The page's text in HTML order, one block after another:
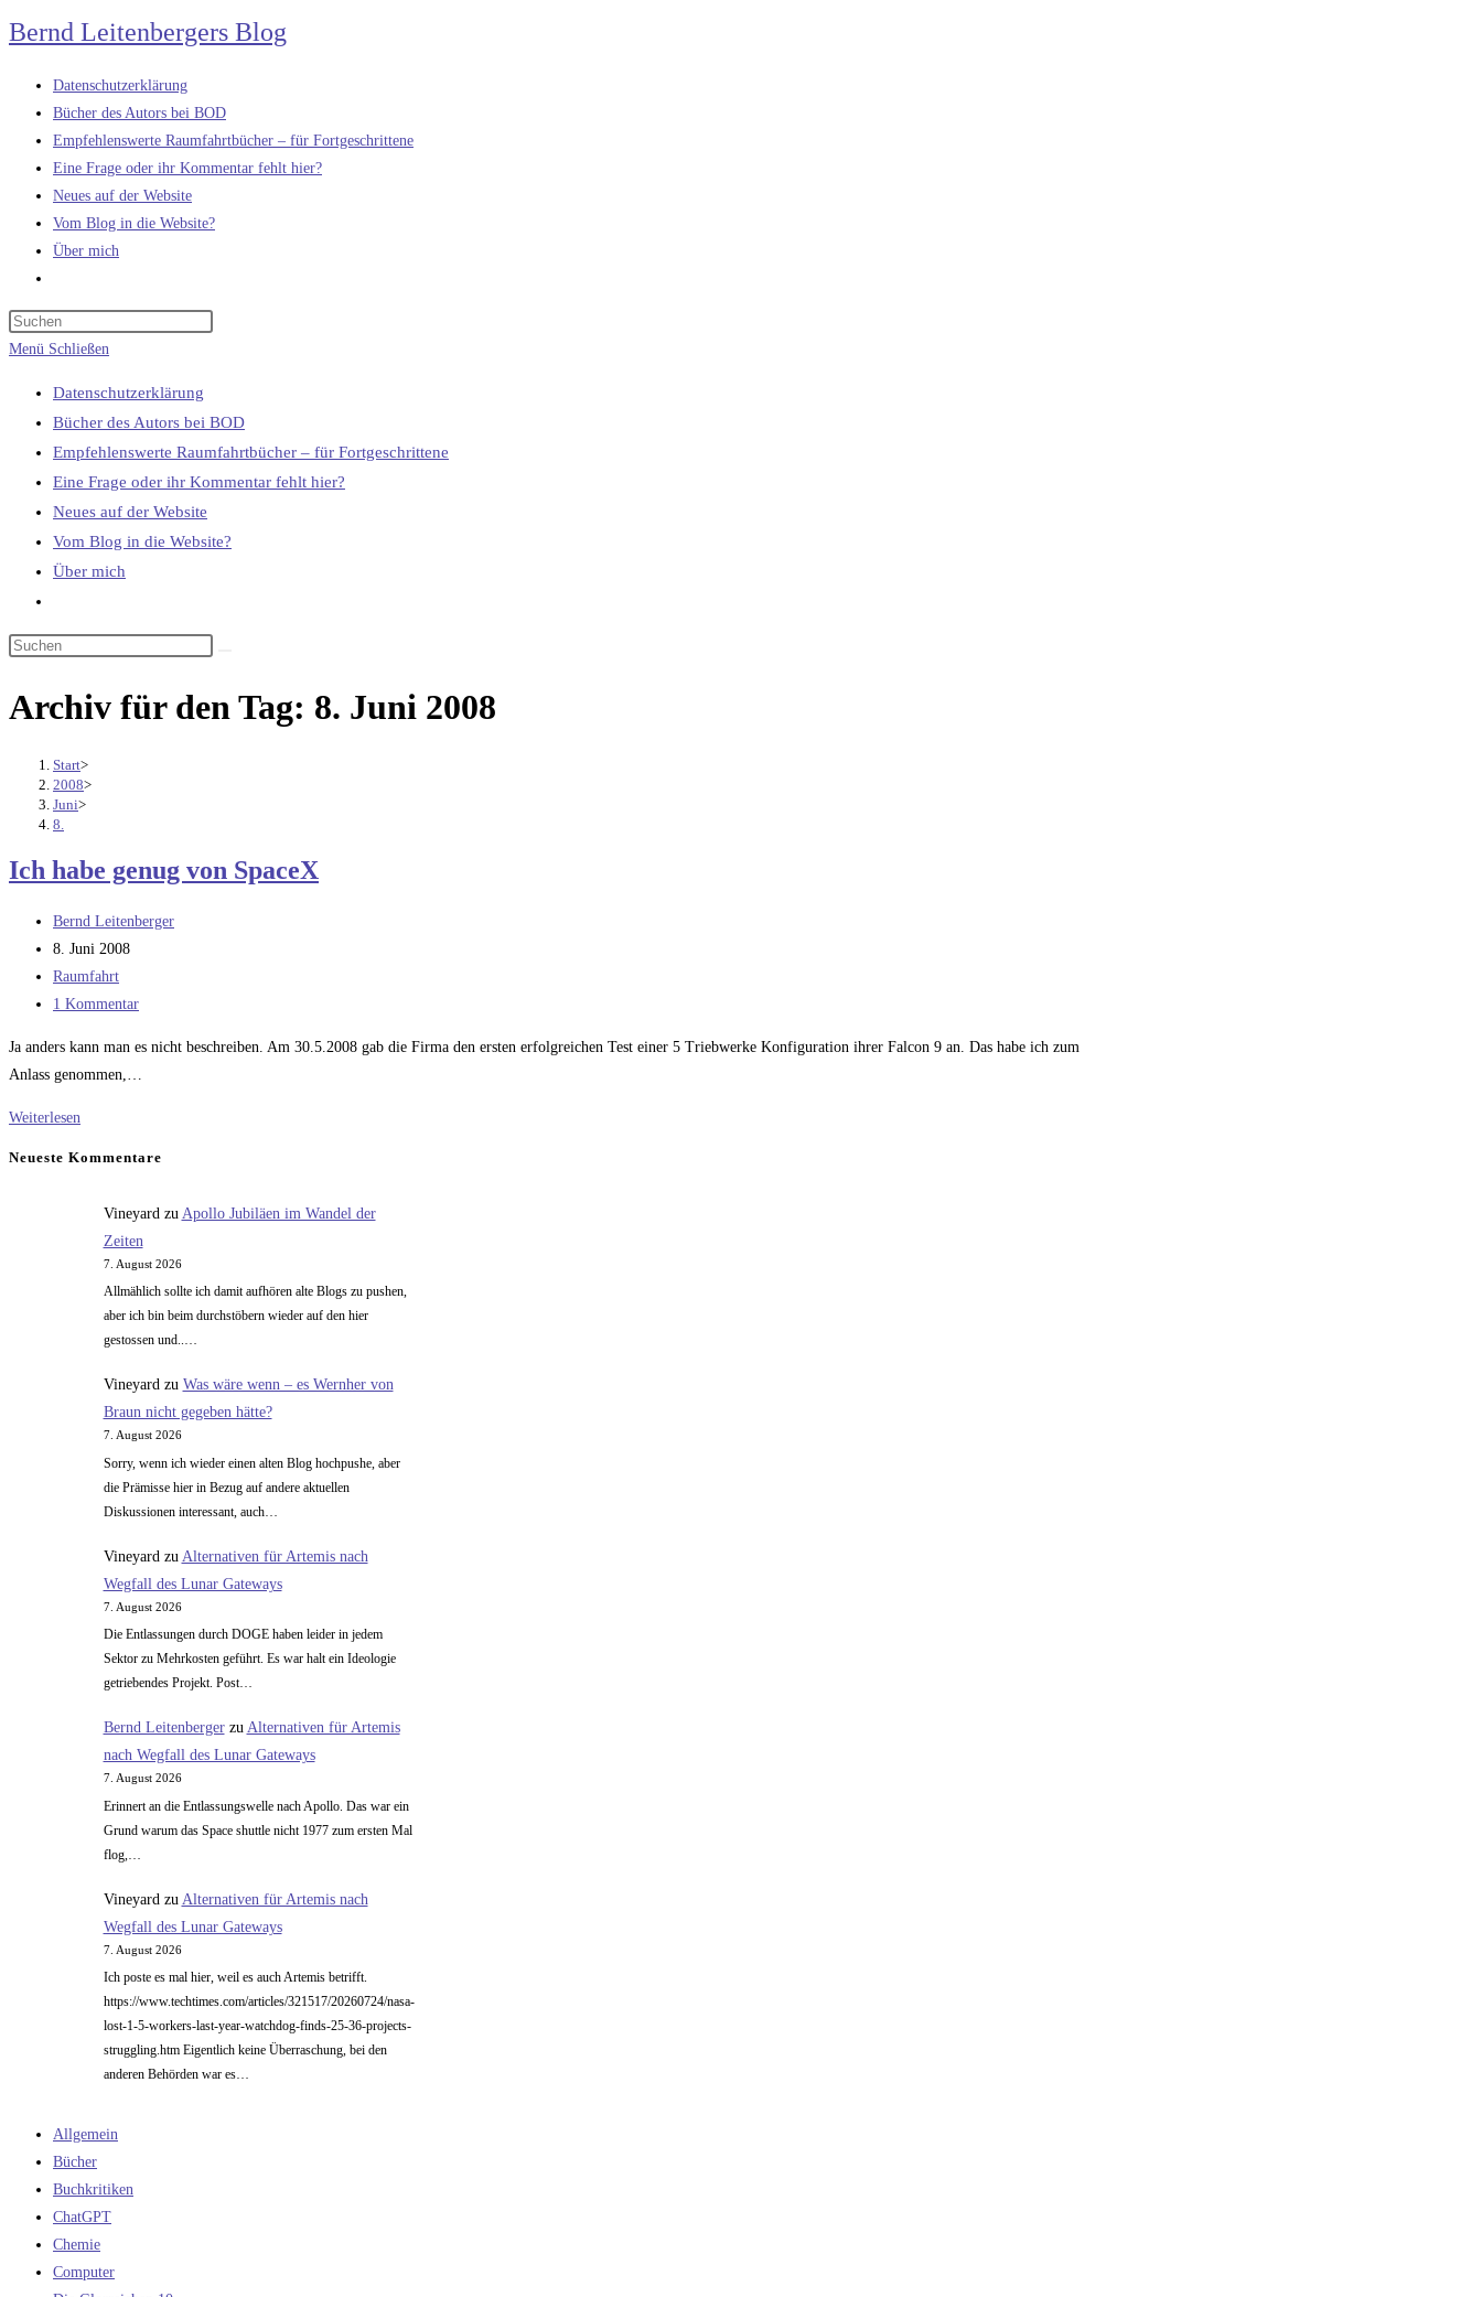
Zum
Inhalt
springen
Bernd Leitenbergers Blog
Datenschutzerklärung
Bücher des Autors bei BOD
Empfehlenswerte Raumfahrtbücher – für Fortgeschrittene
Eine Frage oder ihr Kommentar fehlt hier?
Neues auf der Website
Vom Blog in die Website?
Über mich
umschalten
Menü Schließen
Datenschutzerklärung
Bücher des Autors bei BOD
Empfehlenswerte Raumfahrtbücher – für Fortgeschrittene
Eine Frage oder ihr Kommentar fehlt hier?
Neues auf der Website
Vom Blog in die Website?
Über mich
umschalten
Archiv für den Tag: 8. Juni 2008
Start>
2008>
Juni>
8.
Ich habe genug von SpaceX
Beitrags-
Autor:
Bernd Leitenberger
Beitrag
veröffentlicht:
8. Juni 2008
Beitrags-
Kategorie:
Raumfahrt
Beitrags-
1 Kommentar
Ja anders kann man es nicht beschreiben. Am 30.5.2008 gab die Firma den ersten erfolgreichen Test einer 5 Triebwerke Konfiguration ihrer Falcon 9 an. Das habe ich zum
Anlass genommen,…
Weiterlesen
Neueste Kommentare
Vineyard zu Apollo Jubiläen im Wandel der
Zeiten
7. August 2026
Allmählich sollte ich damit aufhören alte Blogs zu pushen,
aber ich bin beim durchstöbern wieder auf den hier
gestossen und..…
Vineyardzu Was wäre wenn – es Wernher von
Braun nicht gegeben hätte?
7. August 2026
Sorry, wenn ich wieder einen alten Blog hochpushe, aber
die Prämisse hier in Bezug auf andere aktuellen
Diskussionen interessant, auch…
Vineyard zu Alternativen für Artemis nach
Wegfall des Lunar Gateways
7. August 2026
Die Entlassungen durch DOGE haben leider in jedem
Sektor zu Mehrkosten geführt. Es war halt ein Ideologie
getriebendes Projekt. Post…
Bernd Leitenbergerzu Alternativen für Artemis
nach Wegfall des Lunar Gateways
7. August 2026
Erinnert an die Entlassungswelle nach Apollo. Das war ein
Grund warum das Space shuttle nicht 1977 zum ersten Mal
flog,…
Vineyard zu Alternativen für Artemis nach
Wegfall des Lunar Gateways
7. August 2026
Ich poste es mal hier, weil es auch Artemis betrifft.
https://www.techtimes.com/articles/321517/20260724/nasa-
lost-1-5-workers-last-year-watchdog-finds-25-36-projects-
struggling.htm Eigentlich keine Überraschung, bei den
anderen Behörden war es…
Allgemein
Bücher
Buchkritiken
ChatGPT
Chemie
Computer